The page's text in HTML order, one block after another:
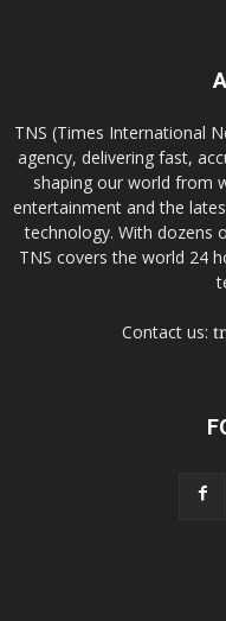
TNS (Times International
agency, delivering fast,
shaping our world from
entertainment and the
technology. With dozens
TNS covers the world 24
Contact us: